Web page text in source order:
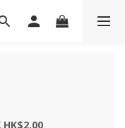
HK$2.00